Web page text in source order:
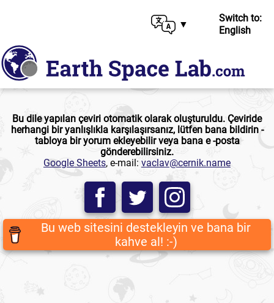
Switch to:
English
Bu dile yapılan çeviri otomatik olarak oluşturuldu. Çeviride
herhangi bir yanlışlıkla karşılaşırsanız, lütfen bana bildirin -
tabloya bir yorum ekleyebilir veya bana e -posta
gönderebilirsiniz.
Google Sheets, e-mail: vaclav@cernik.name
Bu web sitesini destekleyin ve bana bir
kahve al! :-)